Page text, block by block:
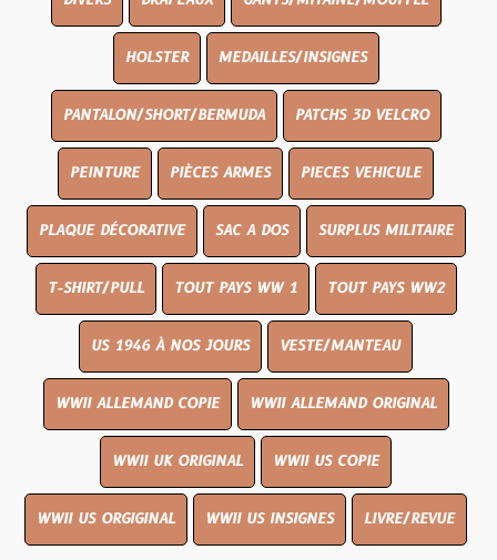
HOLSTER MEDAILLES/INSIGNES
PANTALON/SHORT/BERMUDA PATCHS 3D VELCRO
PEINTURE PIÈCES ARMES PIECES VEHICULE
PLAQUE DÉCORATIVE SAC A DOS SURPLUS MILITAIRE
T-SHIRT/PULL TOUT PAYS WW 1 TOUT PAYS WW2
US 1946 À NOS JOURS VESTE/MANTEAU
WWII ALLEMAND COPIE WWII ALLEMAND ORIGINAL
WWII UK ORIGINAL WWII US COPIE
WWII US ORGIGINAL WWII US INSIGNES LIVRE/REVUE